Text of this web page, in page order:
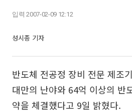
입력 2007-02-09 12:12
성시종 기자
반도체 전공정 장비 전문 제조
대만의 난야와 64억 이상의 반
약을 체결했다고 9일 밝혔다.